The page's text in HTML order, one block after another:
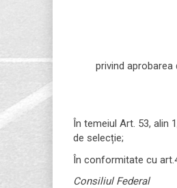
privind
În temeiul Art. 53, alin
de selecție;
În conformitate cu
Consiliul Federal